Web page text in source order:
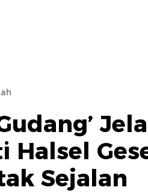
Halsel
Sejalan